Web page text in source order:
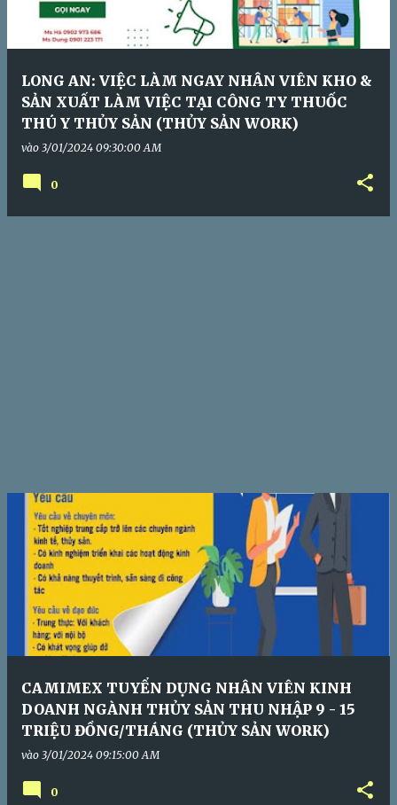
LONG AN: VIỆC LÀM NGAY NHÂN VIÊN KHO &
SẢN XUẤT LÀM VIỆC TẠI CÔNG TY THUỐC
THÚ Y THỦY SẢN (THỦY SẢN WORK)
vào 3/01/2024 09:30:00 AM
0
CAMIMEX TUYỂN DỤNG NHÂN VIÊN KINH
DOANH NGÀNH THỦY SẢN THU NHẬP 9 - 15
TRIỆU ĐỒNG/THÁNG (THỦY SẢN WORK)
vào 3/01/2024 09:15:00 AM
0